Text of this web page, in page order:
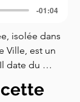
-01:04
isolée dans
Ville, est un
date du
siècle après
courte